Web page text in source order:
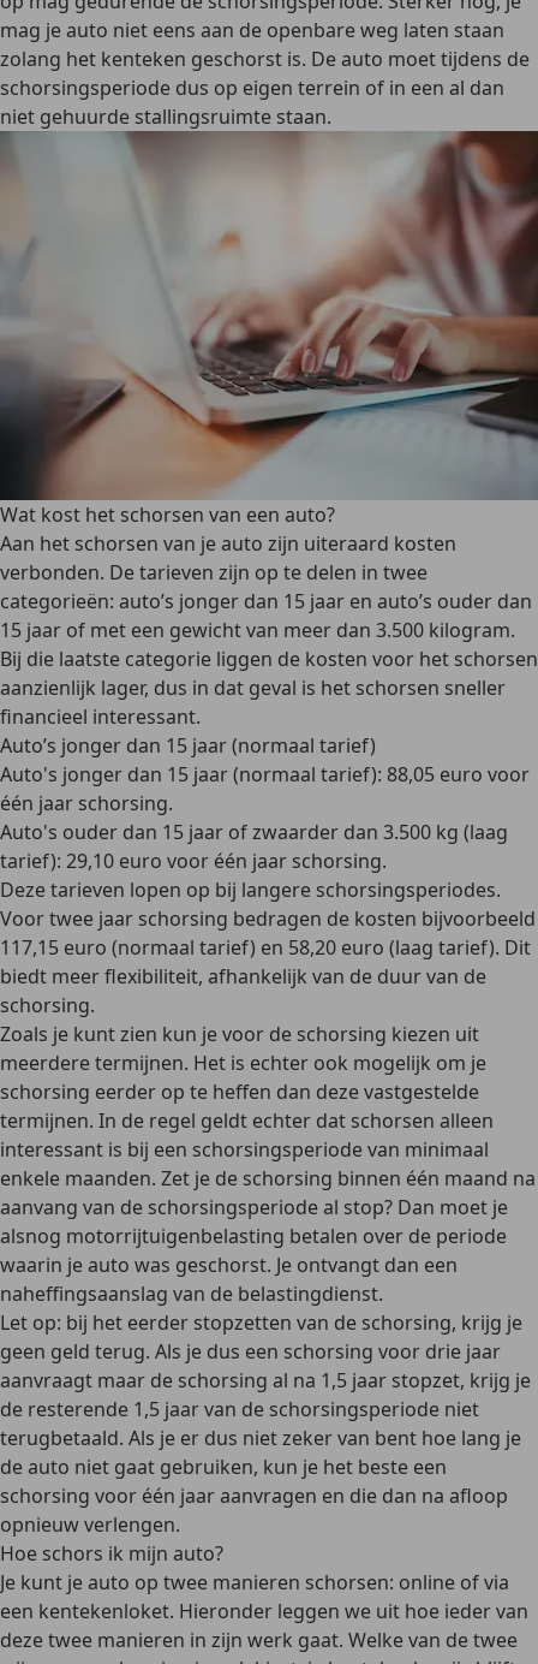
mag je auto niet eens aan de openbare weg laten staan
zolang het kenteken geschorst is. De auto moet tijdens de
schorsingsperiode dus op eigen terrein of in een al dan
niet gehuurde stallingsruimte staan.
Wat kost het schorsen van een auto?
Aan het schorsen van je auto zijn uiteraard kosten
verbonden. De tarieven zijn op te delen in twee
categorieën: auto’s jonger dan 15 jaar en auto’s ouder dan
15 jaar of met een gewicht van meer dan 3.500 kilogram.
Bij die laatste categorie liggen de kosten voor het schorsen
aanzienlijk lager, dus in dat geval is het schorsen sneller
financieel interessant.
Auto’s jonger dan 15 jaar (normaal tarief)
Auto's jonger dan 15 jaar (normaal tarief): 88,05 euro voor
één jaar schorsing.
Auto's ouder dan 15 jaar of zwaarder dan 3.500 kg (laag
tarief): 29,10 euro voor één jaar schorsing.
Deze tarieven lopen op bij langere schorsingsperiodes.
Voor twee jaar schorsing bedragen de kosten bijvoorbeeld
117,15 euro (normaal tarief) en 58,20 euro (laag tarief). Dit
biedt meer flexibiliteit, afhankelijk van de duur van de
schorsing​.
Zoals je kunt zien kun je voor de schorsing kiezen uit
meerdere termijnen. Het is echter ook mogelijk om je
schorsing eerder op te heffen dan deze vastgestelde
termijnen. In de regel geldt echter dat schorsen alleen
interessant is bij een schorsingsperiode van minimaal
enkele maanden. Zet je de schorsing binnen één maand na
aanvang van de schorsingsperiode al stop? Dan moet je
alsnog motorrijtuigenbelasting betalen over de periode
waarin je auto was geschorst. Je ontvangt dan een
naheffingsaanslag van de belastingdienst.
Let op: bij het eerder stopzetten van de schorsing, krijg je
geen geld terug. Als je dus een schorsing voor drie jaar
aanvraagt maar de schorsing al na 1,5 jaar stopzet, krijg je
de resterende 1,5 jaar van de schorsingsperiode niet
terugbetaald. Als je er dus niet zeker van bent hoe lang je
de auto niet gaat gebruiken, kun je het beste een
schorsing voor één jaar aanvragen en die dan na afloop
opnieuw verlengen.
Hoe schors ik mijn auto?
Je kunt je auto op twee manieren schorsen: online of via
een kentekenloket. Hieronder leggen we uit hoe ieder van
deze twee manieren in zijn werk gaat. Welke van de twee